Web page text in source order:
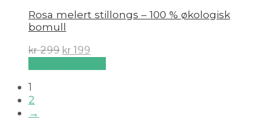
Rosa melert stillongs – 100 % økologisk
bomull
kr299 kr 199
1
2
→